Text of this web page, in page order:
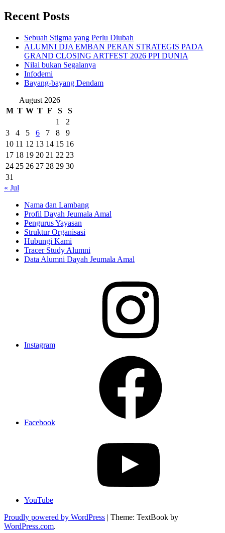
Recent Posts
Sebuah Stigma yang Perlu Diubah
ALUMNI DJA EMBAN PERAN STRATEGIS PADA
GRAND CLOSING ARTFEST 2026 PPI DUNIA
Nilai bukan Segalanya
Infodemi
Bayang-bayang Dendam
August 2026
M T W T F S
S
1
2
3
4 5 6 7 8
9
10 11 12 13 14 15 16
17 18 19 20 21 22 23
24 25 26 27 28 29 30
31
« Jul
Nama dan Lambang
Profil Dayah Jeumala Amal
Pengurus Yayasan
Struktur Organisasi
Hubungi Kami
Tracer Study Alumni
Data Alumni Dayah Jeumala Amal
Instagram
Facebook
YouTube
Proudly powered by WordPress | Theme: TextBook by
WordPress.com.